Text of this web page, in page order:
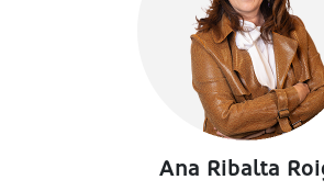
Ana Ribalta